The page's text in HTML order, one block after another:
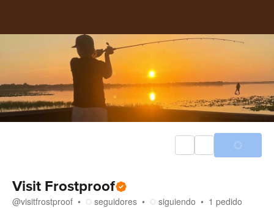
Visit Frostproof
@visitfrostproof seguidores siguiendo 1 pedido